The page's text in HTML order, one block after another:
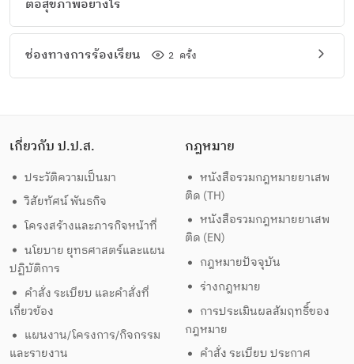
ต่อสุขภาพอย่างไร
ช่องทางการร้องเรียน 2 ครั้ง
เกี่ยวกับ ป.ป.ส.
ประวัติความเป็นมา
วิสัยทัศน์ พันธกิจ
โครงสร้างและภารกิจหน้าที่
นโยบาย ยุทธศาสตร์และแผน
ปฏิบัติการ
คำสั่ง ระเบียบ และคำสั่งที่
เกี่ยวข้อง
แผนงาน/โครงการ/กิจกรรม
และรายงาน
กฎหมาย
หนังสือรวมกฎหมายยาเสพ
ติด (TH)
หนังสือรวมกฎหมายยาเสพ
ติด (EN)
กฎหมายปัจจุบัน
ร่างกฎหมาย
การประเมินผลสัมฤทธิ์ของ
กฎหมาย
คำสั่ง ระเบียบ ประกาศ